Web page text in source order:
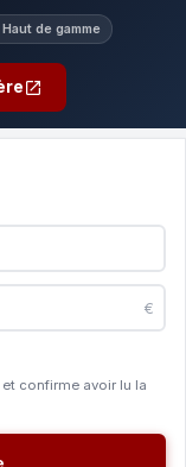
de gamme
€
confirme avoir lu la